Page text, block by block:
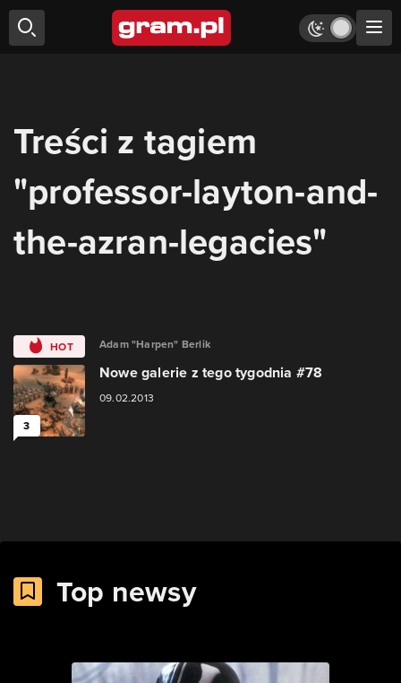
Treści z tagiem
"professor-layton-and-
the-azran-legacies"
HOT
3
Adam "Harpen" Berlik
Nowe galerie z tego tygodnia #78
09.02.2013
Top newsy